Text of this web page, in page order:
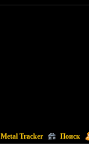
Metal Tracker Поиск